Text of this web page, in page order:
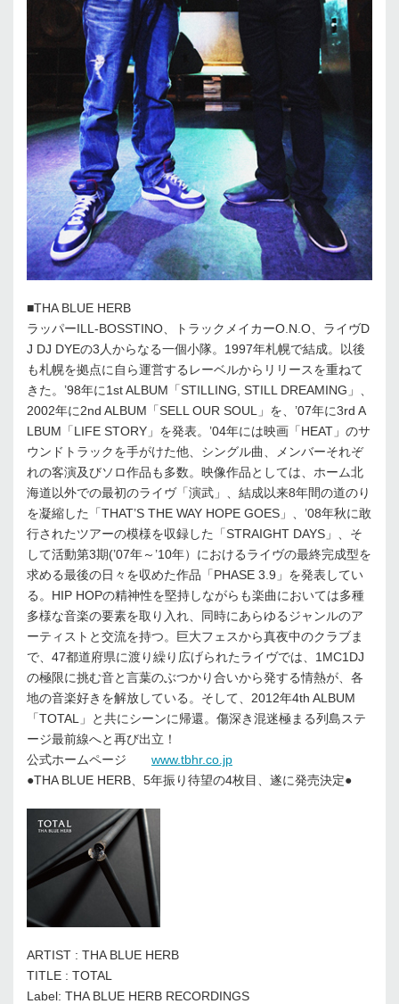
■THA BLUE HERB
ラッパーILL-BOSSTINO、トラックメイカーO.N.O、ライヴD
J DJ DYEの3人からなる一個小隊。1997年札幌で結成。以後
も札幌を拠点に自ら運営するレーベルからリリースを重ねて
きた。’98年に1st ALBUM「STILLING, STILL DREAMING」、
2002年に2nd ALBUM「SELL OUR SOUL」を、’07年に3rd A
LBUM「LIFE STORY」を発表。’04年には映画「HEAT」のサ
ウンドトラックを手がけた他、シングル曲、メンバーそれぞ
れの客演及びソロ作品も多数。映像作品としては、ホーム北
海道以外での最初のライヴ「演武」、結成以来8年間の道のり
を凝縮した「THAT’S THE WAY HOPE GOES」、’08年秋に敢
行されたツアーの模様を収録した「STRAIGHT DAYS」、そ
して活動第3期(’07年～’10年）におけるライヴの最終完成型を
求める最後の日々を収めた作品「PHASE 3.9」を発表してい
る。HIP HOPの精神性を堅持しながらも楽曲においては多種
多様な音楽の要素を取り入れ、同時にあらゆるジャンルのア
ーティストと交流を持つ。巨大フェスから真夜中のクラブま
で、47都道府県に渡り繰り広げられたライヴでは、1MC1DJ
の極限に挑む音と言葉のぶつかり合いから発する情熱が、各
地の音楽好きを解放している。そして、2012年4th ALBUM
「TOTAL」と共にシーンに帰還。傷深き混迷極まる列島ステ
ージ最前線へと再び出立！
公式ホームページ www.tbhr.co.jp
●THA BLUE HERB、5年振り待望の4枚目、遂に発売決定●
ARTIST : THA BLUE HERB
TITLE : TOTAL
Label: THA BLUE HERB RECORDINGS